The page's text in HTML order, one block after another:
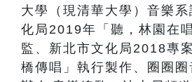
大學（現清華大學）音樂
化局2019年「聽，林園在
監、新北市文化局2018專
橋傳唱」執行製作、圈圈圈